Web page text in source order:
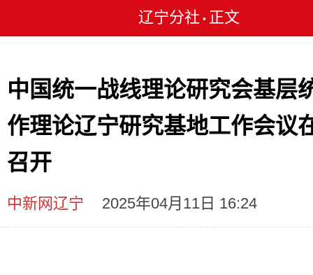
辽宁分社 • 正文
中国统一战线理论研究会基层
作理论辽宁研究基地工作会议
召开
中新网辽宁 2025年04月11日 16:24